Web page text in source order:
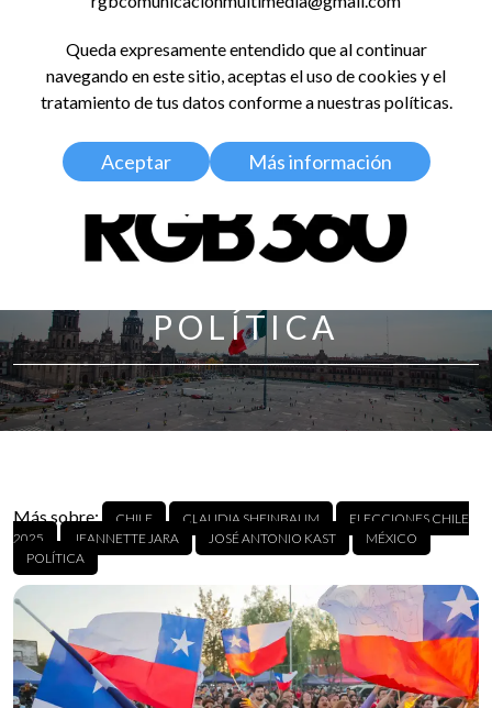
LinkedIn
RED GLOBAL
BALDOSA 360
POLÍTICA
Más sobre: CHILE CLAUDIA SHEINBAUM
ELECCIONES CHILE
2025
JEANNETTE JARA JOSÉ ANTONIO KAST
MÉXICO
POLÍTICA
Queda expresamente entendido que al continuar
navegando en este sitio, aceptas el uso de cookies y el
tratamiento de tus datos conforme a nuestras políticas.
Aceptar Más información